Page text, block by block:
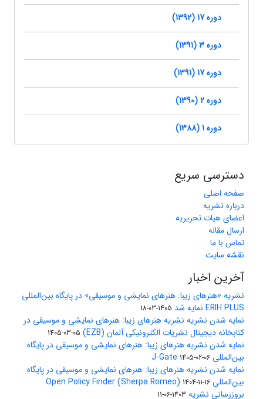
دوره 17 (1392)
دوره 3 (1391)
دوره 17 (1391)
دوره 2 (1390)
دوره 1 (1388)
دسترسی سریع
صفحه اصلی
درباره نشریه
اعضای هیات تحریریه
ارسال مقاله
تماس با ما
نقشه سایت
آخرین اخبار
نشریه «هنرهای زیبا: هنرهای نمایشی و موسیقی» در پایگاه بین‌المللی
ERIH PLUS نمایه شد
1405-03-18
نمایه شدن نشریه نشریه هنرهای زیبا: هنرهای نمایشی و موسیقی در
کتابخانه دیجیتال نشریات الکترونیکی آلمان (EZB)
1405-03-05
نمایه شدن نشریه هنرهای زیبا: هنرهای نمایشی و موسیقی در پایگاه
بین‌المللی J-Gate 1405-02-06
نمایه شدن نشریه هنرهای زیبا: هنرهای نمایشی و موسیقی در پایگاه
بین‌المللی Open Policy Finder (Sherpa Romeo) 1404-11-16
بروزرسانی نشریه 1403-06-11